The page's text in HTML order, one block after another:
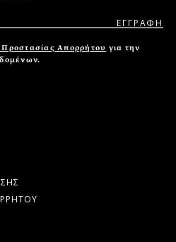
Προστασίας Απορρήτου για την